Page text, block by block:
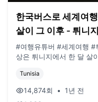
한국버스로 세계여
살이 그 이후 - 튀니
#여행유튜버 #세계여행 #튀니지 안녕하세요, 여
상은 튀니지에서 한 달 살
지 않게 되더라고요. 또한, 이번에는 여집사의 일이 바빠서 많
은 영상을 남기지 못했습니다. 😅 하지만 한 달씩
영상 업로드 시점도 점점 당겨지고 있어
Tunisia
14,874회 •
1년 전